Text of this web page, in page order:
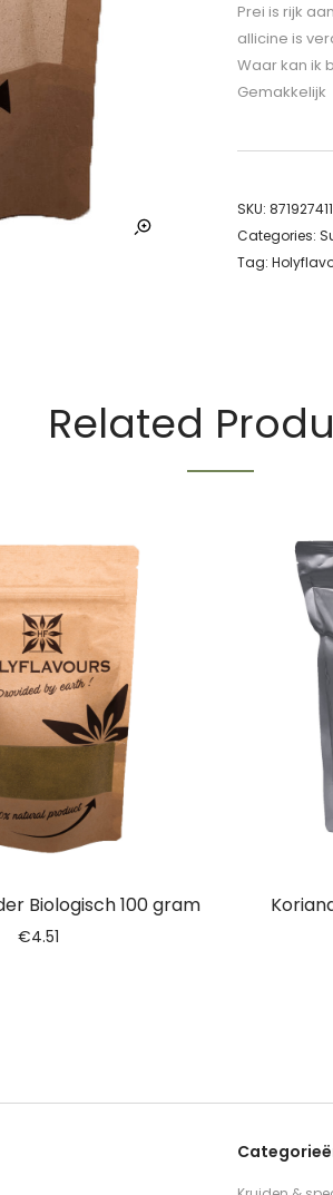
Prei is rijk
allicine is
Waar kan ik
Gemakkelijk
SKU:
Categories:
Tag:
Related
Biologisch 100 gram
€4.51